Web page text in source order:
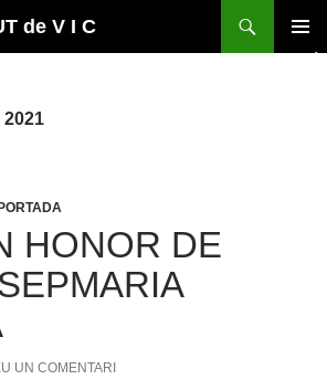
de V I C
PORTADA
HONOR DE
UN COMENTARI